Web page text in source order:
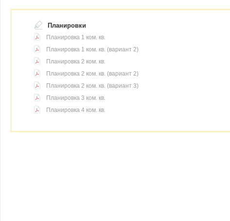
Планировки
Планировка 1 ком. кв.
Планировка 1 ком. кв. (вариант 2)
Планировка 2 ком. кв.
Планировка 2 ком. кв. (вариант 2)
Планировка 2 ком. кв. (вариант 3)
Планировка 3 ком. кв.
Планировка 4 ком. кв.